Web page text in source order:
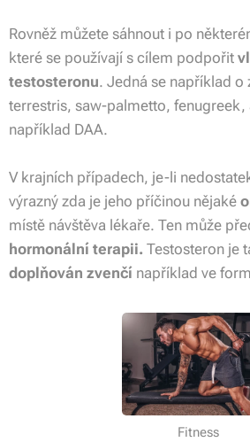
Rovněž můžete sáhnout i po
které se používají s cílem podpořit
testosteronu. Jedná se například o
terrestris, saw-palmetto, fenugreek,
například DAA.
V krajních případech, je-li
výrazný zda je jeho příčinou nějaké
místě návštěva lékaře. Ten může
hormonální terapii. Testosteron je
doplňován zvenčí například ve
Fitness